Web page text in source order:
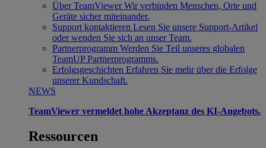
Über TeamViewer Wir verbinden Menschen, Orte und
Geräte sicher miteinander.
Support kontaktieren Lesen Sie unsere Support-Artikel
oder wenden Sie sich an unser Team.
Partnerprogramm Werden Sie Teil unseres globalen
TeamUP Partnerprogramms.
Erfolgsgeschichten Erfahren Sie mehr über die Erfolge
unserer Kundschaft.
NEWS
TeamViewer vermeldet hohe Akzeptanz des KI-Angebots.
Ressourcen